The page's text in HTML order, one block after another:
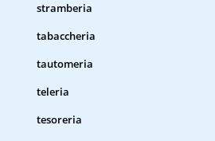
stramberia
tabaccheria
tautomeria
teleria
tesoreria